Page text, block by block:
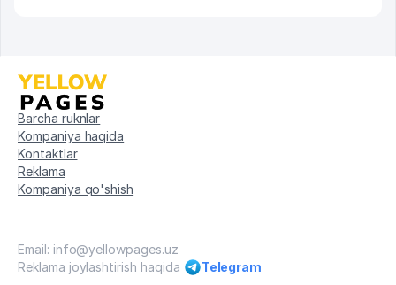
Barcha ruknlar
Kompaniya haqida
Kontaktlar
Reklama
Kompaniya qo'shish
Email: info@yellowpages.uz
Reklama joylashtirish haqida
Telegram